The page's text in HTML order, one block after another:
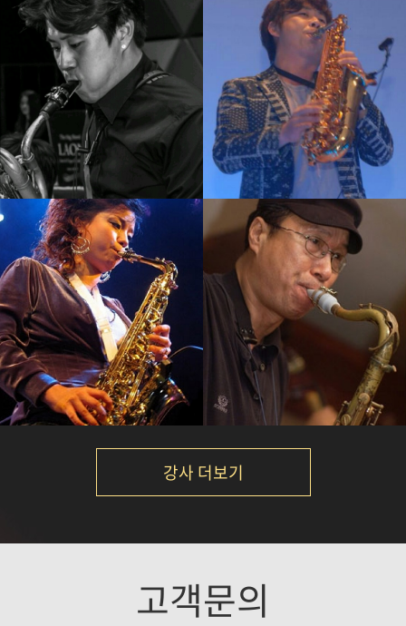
황인선
강의보기
임정윤
강의보기
서현진
강의보기
노영현
강의보기
강사 더보기
고객문의